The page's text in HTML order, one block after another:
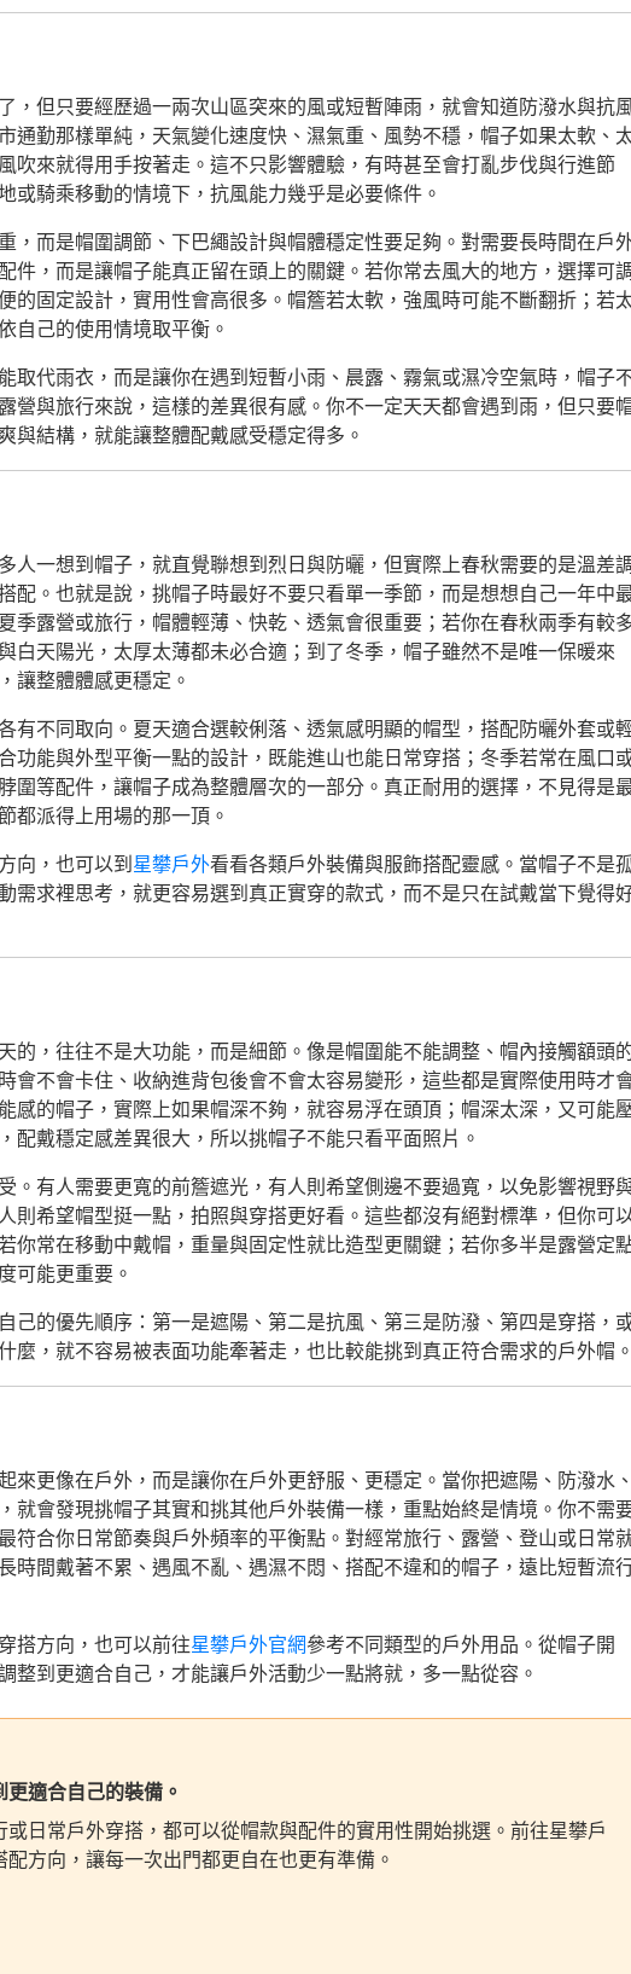
，但只要經歷過一兩次山區突來的風或短暫陣雨，就會知道防潑水與抗
通勤那樣單純，天氣變化速度快、濕氣重、風勢不穩，帽子如果太軟、
吹來就得用手按著走。這不只影響體驗，有時甚至會打亂步伐與行進節
或騎乘移動的情境下，抗風能力幾乎是必要條件。
，而是帽圍調節、下巴繩設計與帽體穩定性要足夠。對需要長時間在戶
件，而是讓帽子能真正留在頭上的關鍵。若你常去風大的地方，選擇可調
的固定設計，實用性會高很多。帽簷若太軟，強風時可能不斷翻折；若
自己的使用情境取平衡。
取代雨衣，而是讓你在遇到短暫小雨、晨露、霧氣或濕冷空氣時，帽子
營與旅行來說，這樣的差異很有感。你不一定天天都會遇到雨，但只要
與結構，就能讓整體配戴感受穩定得多。
人一想到帽子，就直覺聯想到烈日與防曬，但實際上春秋需要的是溫差調
配。也就是說，挑帽子時最好不要只看單一季節，而是想想自己一年中
季露營或旅行，帽體輕薄、快乾、透氣會很重要；若你在春秋兩季有較
白天陽光，太厚太薄都未必合適；到了冬季，帽子雖然不是唯一保暖來
讓整體體感更穩定。
有不同取向。夏天適合選較俐落、透氣感明顯的帽型，搭配防曬外套或
功能與外型平衡一點的設計，既能進山也能日常穿搭；冬季若常在風口
圍等配件，讓帽子成為整體層次的一部分。真正耐用的選擇，不見得是
都派得上用場的那一頂。
向，也可以到 星攀戶外看看各類戶外裝備與服飾搭配靈感。當帽子不是
需求裡思考，就更容易選到真正實穿的款式，而不是只在試戴當下覺得
的，往往不是大功能，而是細節。像是帽圍能不能調整、帽內接觸額頭
會不會卡住、收納進背包後會不會太容易變形，這些都是實際使用時才
感的帽子，實際上如果帽深不夠，就容易浮在頭頂；帽深太深，又可能
配戴穩定感差異很大，所以挑帽子不能只看平面照片。
。有人需要更寬的前簷遮光，有人則希望側邊不要過寬，以免影響視野
則希望帽型挺一點，拍照與穿搭更好看。這些都沒有絕對標準，但你可
你常在移動中戴帽，重量與固定性就比造型更關鍵；若你多半是露營定
可能更重要。
己的優先順序：第一是遮陽、第二是抗風、第三是防潑、第四是穿搭，
麼，就不容易被表面功能牽著走，也比較能挑到真正符合需求的戶外帽。
來更像在戶外，而是讓你在戶外更舒服、更穩定。當你把遮陽、防潑水、
就會發現挑帽子其實和挑其他戶外裝備一樣，重點始終是情境。你不需
符合你日常節奏與戶外頻率的平衡點。對經常旅行、露營、登山或日常
時間戴著不累、遇風不亂、遇濕不悶、搭配不違和的帽子，遠比短暫流
搭方向，也可以前往星攀戶外官網參考不同類型的戶外用品。從帽子開
整到更適合自己，才能讓戶外活動少一點將就，多一點從容。
適合自己的裝備。
日常戶外穿搭，都可以從帽款與配件的實用性開始挑選。前往星攀戶
方向，讓每一次出門都更自在也更有準備。